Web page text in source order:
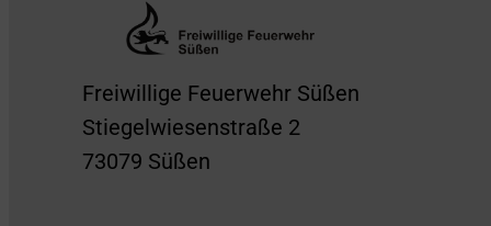
Freiwillige Feuerwehr Süßen
Stiegelwiesenstraße 2
73079 Süßen